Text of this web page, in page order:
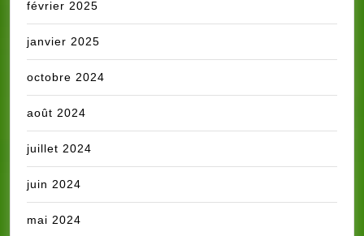
février 2025
janvier 2025
octobre 2024
août 2024
juillet 2024
juin 2024
mai 2024